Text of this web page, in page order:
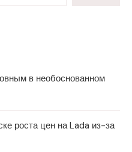
в необоснованном
роста цен на Lada из-за